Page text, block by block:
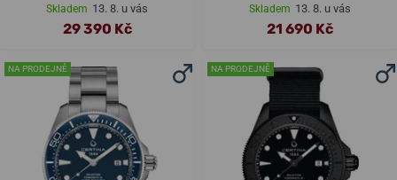
Skladem 13. 8. u vás
29 390 Kč
Skladem 13. 8. u vás
21 690 Kč
NA PRODEJNĚ NA PRODEJNĚ